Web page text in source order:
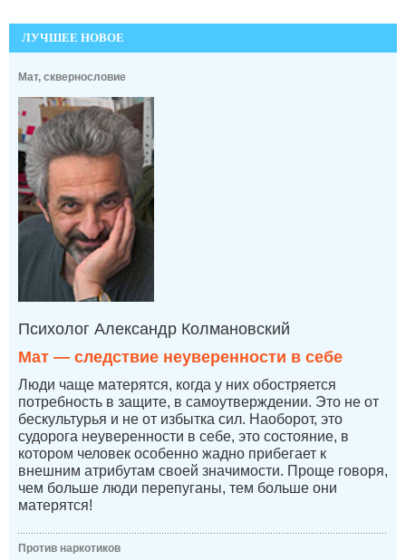
ЛУЧШЕЕ НОВОЕ
Мат, сквернословие
Психолог Александр Колмановский
Мат — следствие неуверенности в себе
Люди чаще матерятся, когда у них обостряется
потребность в защите, в самоутверждении. Это не от
бескультурья и не от избытка сил. Наоборот, это
судорога неуверенности в себе, это состояние, в
котором человек особенно жадно прибегает к
внешним атрибутам своей значимости. Проще говоря,
чем больше люди перепуганы, тем больше они
матерятся!
Против наркотиков